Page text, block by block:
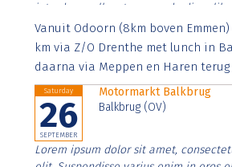
interdum nulla, ut commodo diam
Aenean faucibus nibh et justo cursus
imperdiet. Nunc ut sem vitae risus
Vanuit Odoorn (8km boven
km via Z/O Drenthe met lunch in
daarna via Meppen en Haren
Saturday
26
SEPTEMBER
Motormarkt Balkbrug
Balkbrug (OV)
Lorem ipsum dolor sit amet,